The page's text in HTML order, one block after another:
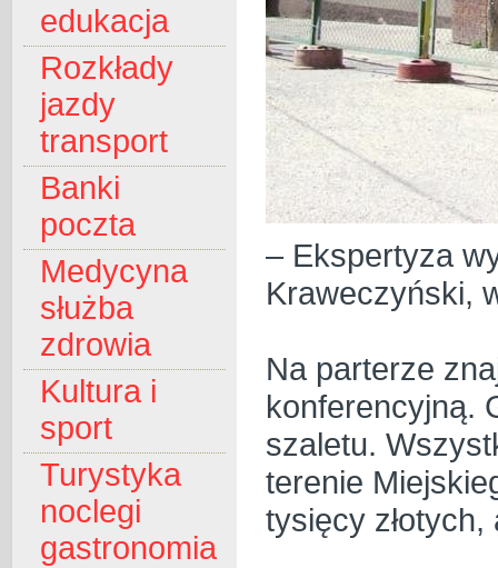
edukacja
Rozkłady
jazdy
transport
Banki
poczta
Medycyna
służba
zdrowia
Kultura i
sport
Turystyka
noclegi
gastronomia
– Ekspertyza
Kraweczyński,
Na parterze
konferencyjną.
szaletu.
terenie
tysięcy złotych,